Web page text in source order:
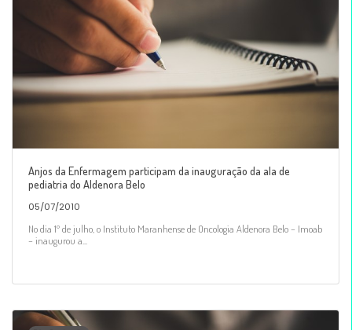
Anjos da Enfermagem participam da inauguração da ala de
pediatria do Aldenora Belo
05/07/2010
No dia 1º de julho, o Instituto Maranhense de Oncologia Aldenora Belo – Imoab
– inaugurou a...